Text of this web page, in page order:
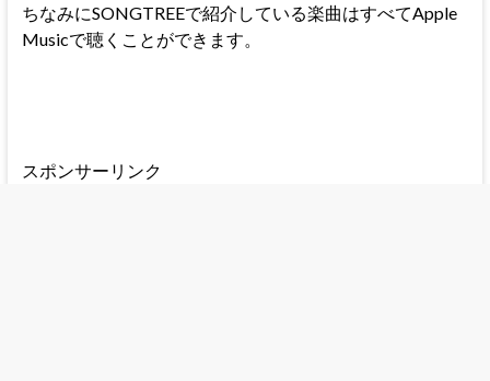
ちなみにSONGTREEで紹介している楽曲はすべてApple
Musicで聴くことができます。
スポンサーリンク